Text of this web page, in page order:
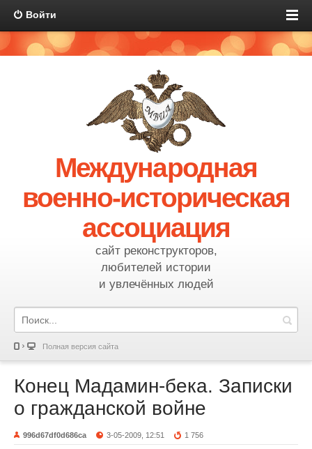
Войти
Международная
военно-историческая
ассоциация
сайт реконструкторов,
любителей истории
и увлечённых людей
Полная версия сайта
Конец Мадамин-бека. Записки
о гражданской войне
996d67df0d686ca 3-05-2009, 12:51 1 756